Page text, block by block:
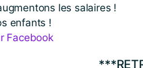
les salaires !
enfants !
Facebook